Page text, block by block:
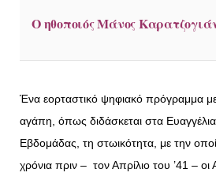
Ο ηθοποιός Μάνος
Ένα εορταστικό ψηφιακό πρόγραμμα
αγάπη, όπως διδάσκεται στα
Εβδομάδας, τη στωικότητα, με την
χρόνια πριν – τον Απρίλιο του ’41 – οι